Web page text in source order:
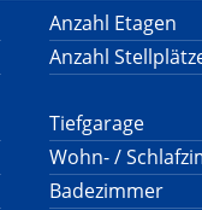
Anzahl Etagen
Anzahl
Tiefgarage
Wohn- /
Badezimmer